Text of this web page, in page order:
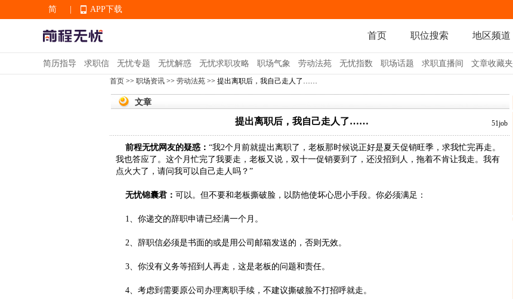
简
EN
APP下载
APP下载
首页 职位搜索 地区频道
简历指导 求职信 无忧专题 无忧解惑 无忧求职攻略 职场气象 劳动法苑 无忧指数 职场话题 求职直播间 文章收藏夹
首页 >> 职场资讯 >> 劳动法苑 >> 提出离职后，我自己走人了……
文章
51job
提出离职后，我自己走人了……
前程无忧网友的疑惑： “我2个月前就提出离职了，老板那时候说正好是夏天促销旺季，求我忙完再走。
我也答应了。这个月忙完了我要走，老板又说，双十一促销要到了，还没招到人，拖着不肯让我走。我有
点火大了，请问我可以自己走人吗？”
无忧锦囊君： 可以。但不要和老板撕破脸，以防他使坏心思小手段。你必须满足：
1、你递交的辞职申请已经满一个月。
2、辞职信必须是书面的或是用公司邮箱发送的，否则无效。
3、你没有义务等招到人再走，这是老板的问题和责任。
4、考虑到需要原公司办理离职手续，不建议撕破脸不打招呼就走。